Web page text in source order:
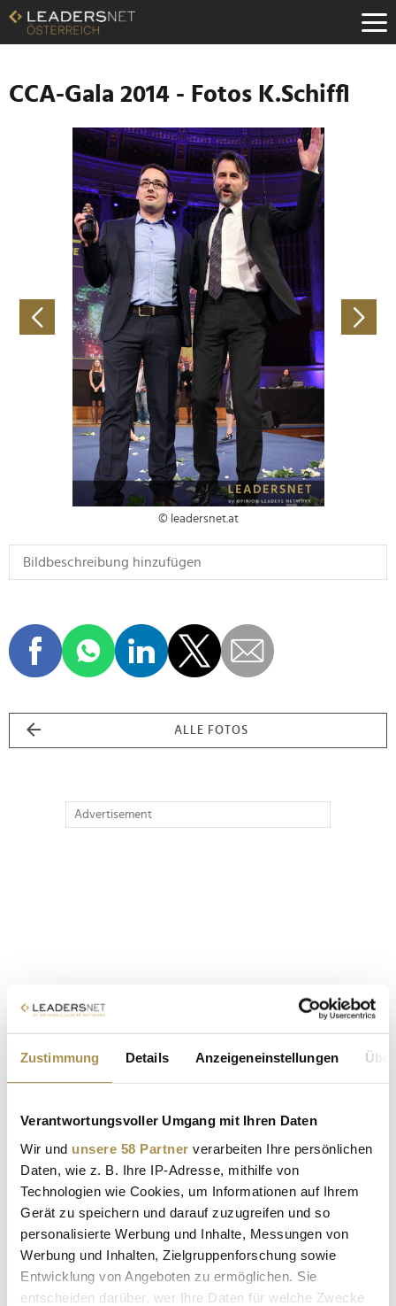
Zustimmung Details Anzeigeneinstellungen
Verantwortungsvoller Umgang mit Ihren Daten
Wir und unsere 58 Partner verarbeiten Ihre persönlichen
Daten, wie z. B. Ihre IP-Adresse, mithilfe von
Technologien wie Cookies, um Informationen auf Ihrem
Gerät zu speichern und darauf zuzugreifen und so
personalisierte Werbung und Inhalte, Messungen von
Werbung und Inhalten, Zielgruppenforschung sowie
Entwicklung von Angeboten zu ermöglichen. Sie
entscheiden darüber, wer Ihre Daten für welche Zwecke
Zum
Inhalt
Zur
Navigation
Zur
Hauptnavigation
CCA-Gala 2014 - Fotos K.Schiffl
© leadersnet.at
ALLE FOTOS
Advertisement